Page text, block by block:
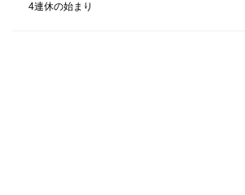
4連休の始まり